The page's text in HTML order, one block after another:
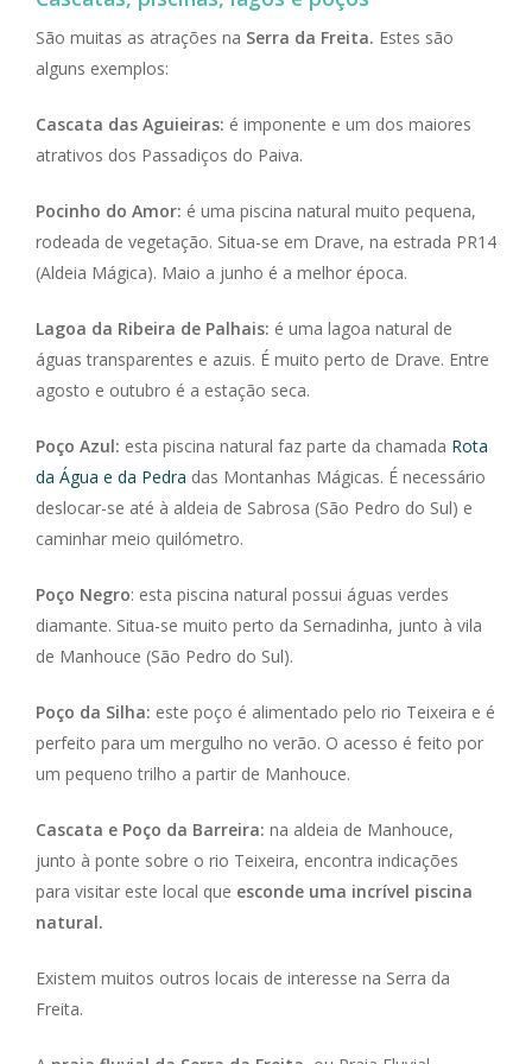
São muitas as atrações na Serra da Freita. Estes são
alguns exemplos:
Cascata das Aguieiras: é imponente e um dos maiores
atrativos dos Passadiços do Paiva.
Pocinho do Amor: é uma piscina natural muito pequena,
rodeada de vegetação. Situa-se em Drave, na estrada PR14
(Aldeia Mágica). Maio a junho é a melhor época.
Lagoa da Ribeira de Palhais: é uma lagoa natural de
águas transparentes e azuis. É muito perto de Drave. Entre
agosto e outubro é a estação seca.
Poço Azul: esta piscina natural faz parte da chamada Rota
da Água e da Pedra das Montanhas Mágicas. É necessário
deslocar-se até à aldeia de Sabrosa (São Pedro do Sul) e
caminhar meio quilómetro.
Poço Negro: esta piscina natural possui águas verdes
diamante. Situa-se muito perto da Sernadinha, junto à vila
de Manhouce (São Pedro do Sul).
Poço da Silha: este poço é alimentado pelo rio Teixeira e é
perfeito para um mergulho no verão. O acesso é feito por
um pequeno trilho a partir de Manhouce.
Cascata e Poço da Barreira: na aldeia de Manhouce,
junto à ponte sobre o rio Teixeira, encontra indicações
para visitar este local que esconde uma incrível piscina
natural.
Existem muitos outros locais de interesse na Serra da
Freita.